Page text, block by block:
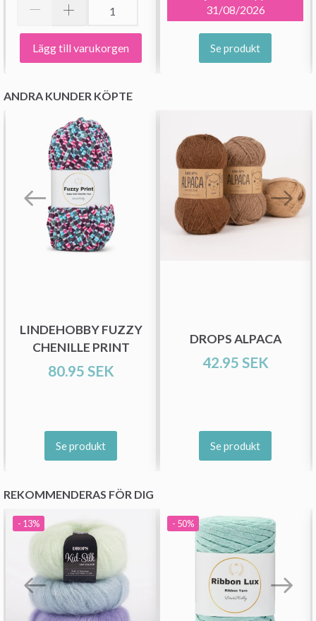
Lägg till varukorgen
31/08/2026
Se produkt
ANDRA KUNDER KÖPTE
LINDEHOBBY FUZZY
CHENILLE PRINT
80.95 SEK
Se produkt
DROPS ALPACA
42.95 SEK
Se produkt
REKOMMENDERAS FÖR DIG
- 13% - 50%
Spara upp till 50%!